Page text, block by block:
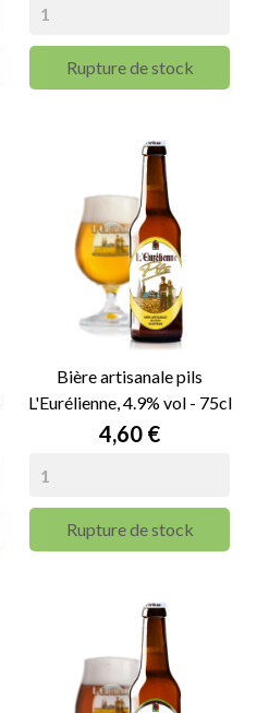
Rupture de stock
Bière artisanale pils
L'Eurélienne, 4.9% vol - 75cl
Prix
4,60 €
Rupture de stock